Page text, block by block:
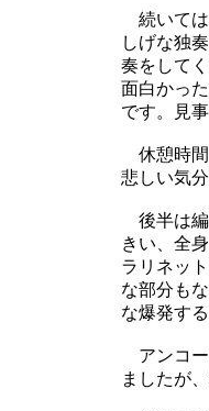
続いては
しげな独
奏をして
面白かっ
です。見
休憩時間
悲しい気
後半は編
きい、全
ラリネッ
な部分も
な爆発す
アンコー
ましたが